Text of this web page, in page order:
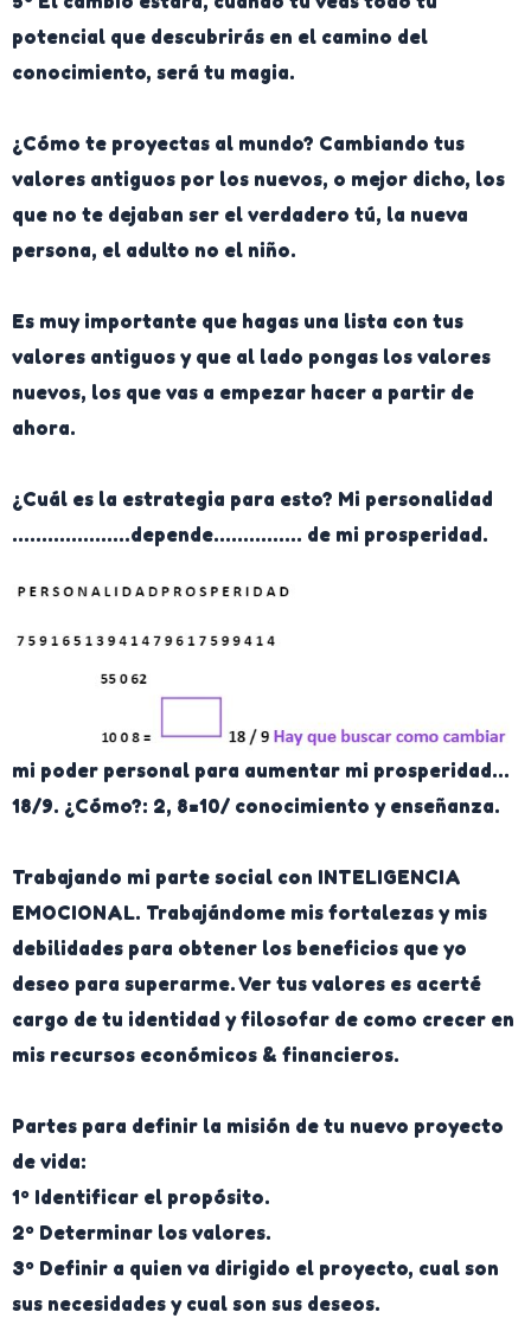
potencial que descubrirás en el camino del
conocimiento, será tu magia.
¿Cómo te proyectas al mundo? Cambiando tus
valores antiguos por los nuevos, o mejor dicho, los
que no te dejaban ser el verdadero tú, la nueva
persona, el adulto no el niño.
Es muy importante que hagas una lista con tus
valores antiguos y que al lado pongas los valores
nuevos, los que vas a empezar hacer a partir de
ahora.
¿Cuál es la estrategia para esto? Mi personalidad
………………..depende…………… de mi prosperidad.
mi poder personal para aumentar mi prosperidad…
18/9. ¿Cómo?: 2, 8=10/ conocimiento y enseñanza.
Trabajando mi parte social con INTELIGENCIA
EMOCIONAL. Trabajándome mis fortalezas y mis
debilidades para obtener los beneficios que yo
deseo para superarme. Ver tus valores es acerté
cargo de tu identidad y filosofar de como crecer en
mis recursos económicos & financieros.
Partes para definir la misión de tu nuevo proyecto
de vida:
1º Identificar el propósito.
2º Determinar los valores.
3º Definir a quien va dirigido el proyecto, cual son
sus necesidades y cual son sus deseos.